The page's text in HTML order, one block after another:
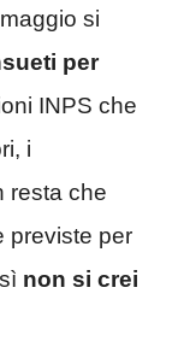
si
per
INPS che
i
resta che
previste per
non si crei